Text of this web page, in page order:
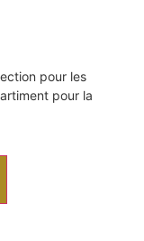
pour les
pour la